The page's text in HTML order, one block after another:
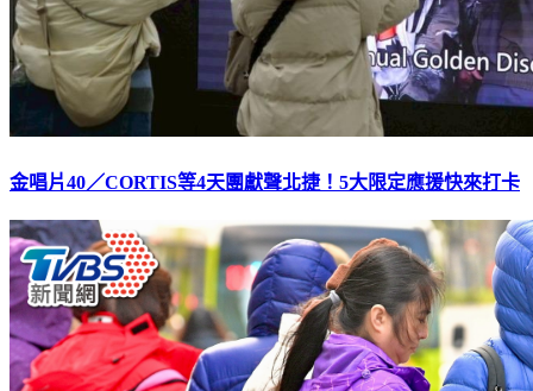
金唱片40／CORTIS等4天團獻聲北捷！5大限定應援快來打卡